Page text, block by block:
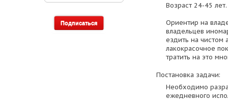
Возраст 24-45
Ориентир на
владельцев
ездить на чистом
лакокрасочное
тратить на это
Постановка задачи:
Необходимо
ежедневного